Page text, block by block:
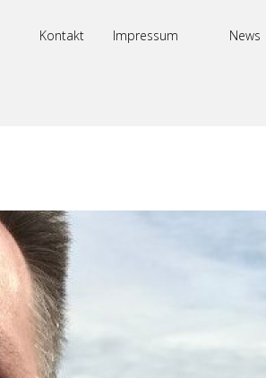
Kontakt Impressum News